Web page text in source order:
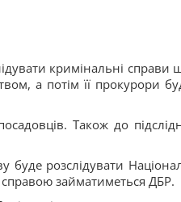
кримінальні справи
а потім її прокурори
Також до
розслідувати
займатиметься ДБР.